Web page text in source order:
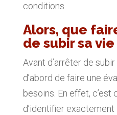
conditions.
Alors, que
de subir sa vie
Avant d’arrêter de
d’abord de faire une
besoins. En effet,
d’identifier